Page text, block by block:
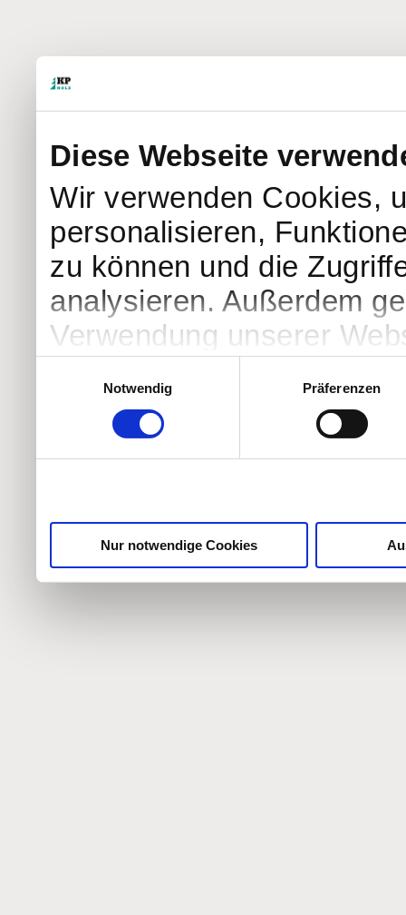
Diese Webseite
Wir verwenden Cookies,
personalisieren,
zu können und die
analysieren. Außerdem
Verwendung unserer
Partner führen diese
weiteren Daten
Notwendig
Präferenzen
Nur notwendige Cookies